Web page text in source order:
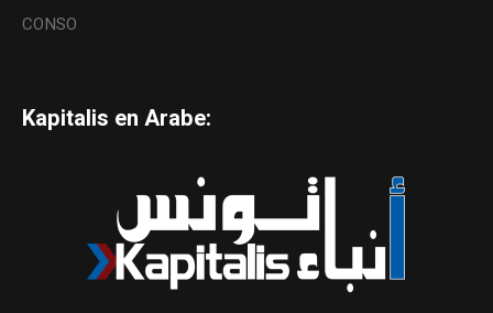
CONSO
Kapitalis en Arabe: